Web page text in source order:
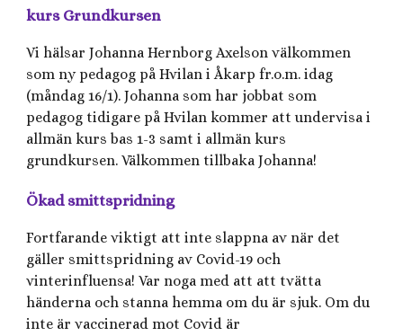
kurs Grundkursen
Vi hälsar Johanna Hernborg Axelson välkommen
som ny pedagog på Hvilan i Åkarp fr.o.m. idag
(måndag 16/1). Johanna som har jobbat som
pedagog tidigare på Hvilan kommer att undervisa i
allmän kurs bas 1-3 samt i allmän kurs
grundkursen. Välkommen tillbaka Johanna!
Ökad smittspridning
Fortfarande viktigt att inte slappna av när det
gäller smittspridning av Covid-19 och
vinterinfluensa! Var noga med att att tvätta
händerna och stanna hemma om du är sjuk. Om du
inte är vaccinerad mot Covid är